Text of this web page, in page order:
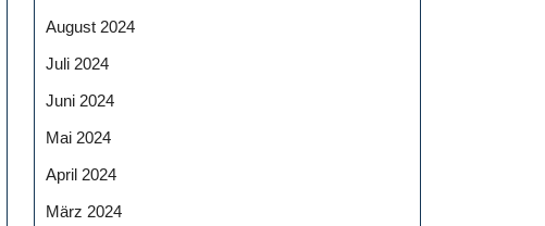
August 2024
Juli 2024
Juni 2024
Mai 2024
April 2024
März 2024